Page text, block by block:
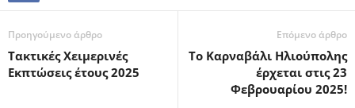
Προηγούμενο άρθρο
Τακτικές Χειμερινές
Εκπτώσεις έτους 2025
Επόμενο άρθρο
Το Καρναβάλι Ηλιούπολης
έρχεται στις 23
Φεβρουαρίου 2025!